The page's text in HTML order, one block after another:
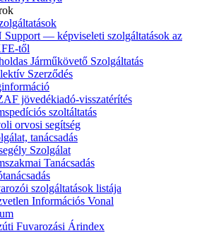
Support — képviseleti szolgáltatások az
től
Járműkövető Szolgáltatás
Szerződés
jövedékiadó-visszatérítés
szoltáltatás
orvosi segítség
tanácsadás
Szolgálat
Tanácsadás
szolgáltatások listája
Információs Vonal
Fuvarozási Árindex